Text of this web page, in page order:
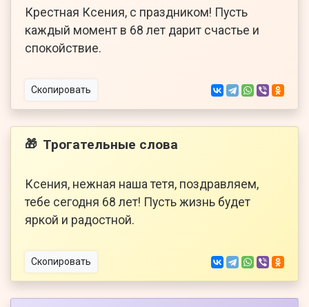
Крестная Ксения, с праздником! Пусть
каждый момент в 68 лет дарит счастье и
спокойствие.
Скопировать
🎁 Трогательные слова
Ксения, нежная наша тетя, поздравляем,
тебе сегодня 68 лет! Пусть жизнь будет
яркой и радостной.
Скопировать